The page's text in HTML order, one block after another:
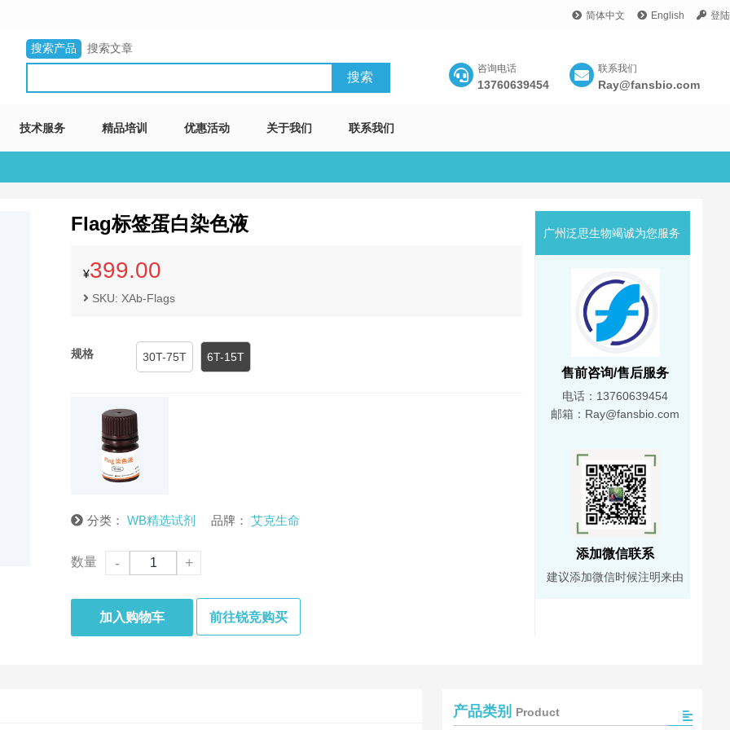
简体中文 English 登陆
咨询电话
13760639454
联系我们
Ray@fansbio.com
搜索产品 搜索文章
技术服务 精品培训 优惠活动 关于我们 联系我们
Flag标签蛋白染色液
¥399.00
SKU: XAb-Flags
规格 30T-75T 6T-15T
分类： WB精选试剂 品牌： 艾克生命
数量 - +
加入购物车 前往锐竞购买
广州泛思生物竭诚为您服务
售前咨询/售后服务
电话：13760639454
邮箱：Ray@fansbio.com
添加微信联系
建议添加微信时候注明来由
产品类别 Product